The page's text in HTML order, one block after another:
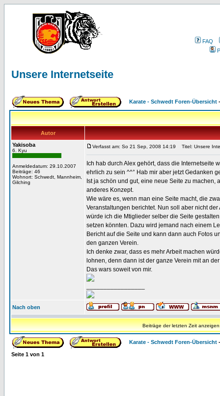
FAQ
Unsere Internetseite
Karate - Schwedt Foren-Übersicht
Autor
Yakisoba
6. Kyu
Anmeldedatum: 29.10.2007
Beiträge: 46
Wohnort: Schwedt, Mannheim,
Gilching
Verfasst am: So 21 Sep, 2008 14:19 Titel: Unsere
Ich hab durch Alex gehört, dass die Internetseite
ehrlich zu sein ^^° Hab mir aber jetzt Gedanken
Ist ja schön und gut, eine neue Seite zu
anderes Konzept.
Wie wäre es, wenn man eine Seite macht, die
Veranstaltungen berichtet. Nun soll aber nicht
würde ich die Mtiglieder selber die Seite
setzen könnten. Dazu wird jemand nach einem
Bericht auf die Seite und kann dann auch Fotos
den ganzen Verein.
Ich denke zwar, dass es mehr Arbeit machen
lohnen, denn dann ist der ganze Verein mit an
Das wars soweit von mir.
Nach oben
Beiträge der letzten Zeit
Karate - Schwedt Foren-Übersicht
Seite 1 von 1